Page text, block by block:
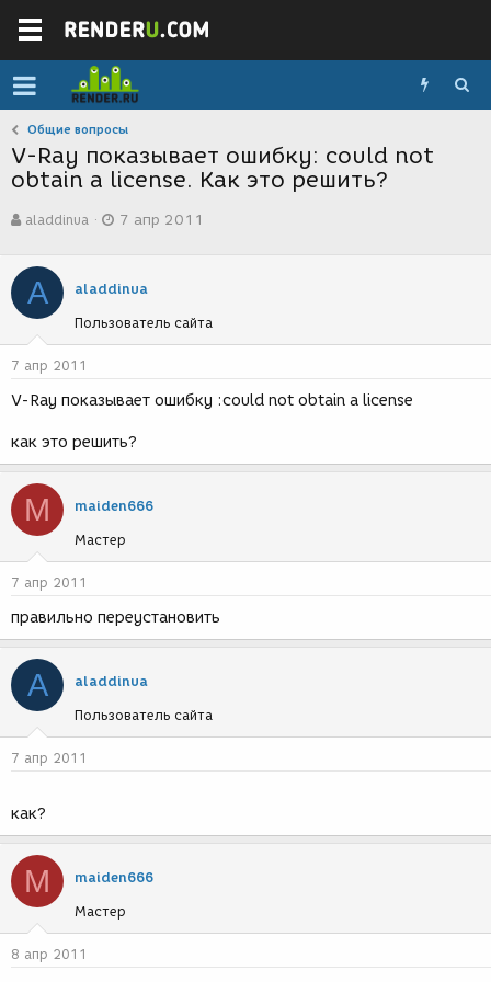
Общие вопросы
V-Ray показывает ошибку: could not
obtain a license. Как это решить?
в
о
р
т
е
м
ы
aladdinua
а
с
з
д
и
7 апр 2011
A aladdinua
Пользователь сайта
7 апр 2011
V-Ray показывает ошибку :could not obtain a license
как это решить?
M maiden666
Мастер
7 апр 2011
правильно переустановить
A aladdinua
Пользователь сайта
7 апр 2011
как?
M maiden666
Мастер
8 апр 2011